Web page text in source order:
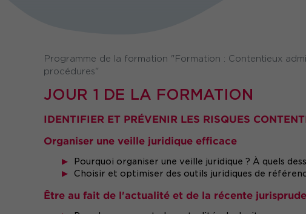
Programme de la formation "Formation : Contentieux
procédures"
JOUR 1 DE LA FORMATION
IDENTIFIER ET PRÉVENIR LES RISQUES
Organiser une veille juridique efficace
Pourquoi organiser une veille juridique ? À quels
Choisir et optimiser des outils juridiques de
Être au fait de l'actualité et de la récente